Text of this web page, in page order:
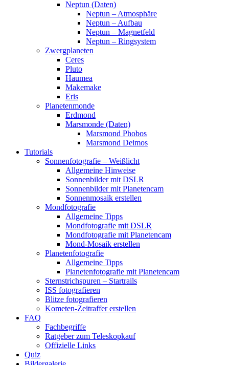
Neptun (Daten)
Neptun – Atmosphäre
Neptun – Aufbau
Neptun – Magnetfeld
Neptun – Ringsystem
Zwergplaneten
Ceres
Pluto
Haumea
Makemake
Eris
Planetenmonde
Erdmond
Marsmonde (Daten)
Marsmond Phobos
Marsmond Deimos
Tutorials
Sonnenfotografie – Weißlicht
Allgemeine Hinweise
Sonnenbilder mit DSLR
Sonnenbilder mit Planetencam
Sonnenmosaik erstellen
Mondfotografie
Allgemeine Tipps
Mondfotografie mit DSLR
Mondfotografie mit Planetencam
Mond-Mosaik erstellen
Planetenfotografie
Allgemeine Tipps
Planetenfotografie mit Planetencam
Sternstrichspuren – Startrails
ISS fotografieren
Blitze fotografieren
Kometen-Zeitraffer erstellen
FAQ
Fachbegriffe
Ratgeber zum Teleskopkauf
Offizielle Links
Quiz